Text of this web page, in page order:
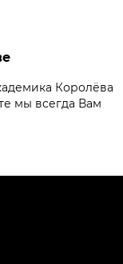
Королёва
мы всегда Вам